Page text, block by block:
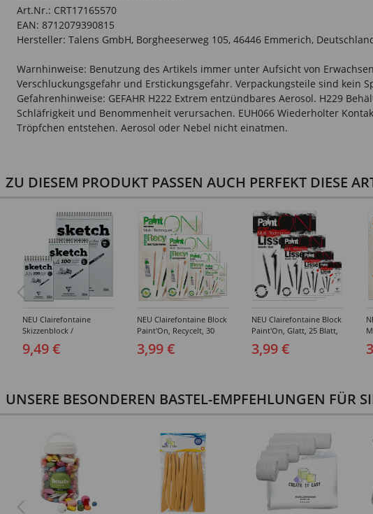
Art.Nr.: CRT17165570
EAN: 8712079390815
Hersteller: Talens GmbH, Borgheeserweg 105, 46446 Emmerich,
Warnhinweise: Benutzung des Artikels immer unter Aufsicht von
Verschluckungsgefahr und Erstickungsgefahr. Verpackungsteile sind kein
Gefahrenhinweise: GEFAHR H222 Extrem entzündbares Aerosol. H229
Schläfrigkeit und Benommenheit verursachen. EUH066 Wiederholter
Tröpfchen entstehen. Aerosol oder Nebel nicht einatmen.
ZU DIESEM PRODUKT PASSEN AUCH PERFEKT DIESE
NEU Clairefontaine
Skizzenblock /
Spiralblock Sketch, 100
Blatt, Elfenbeinfarben,
9,49 €
NEU Clairefontaine Block
Paint'On, Recycelt, 30
Blatt, 250g/qm -
Verschiedene Größen
3,99 €
NEU Clairefontaine Block
Paint'On, Glatt, 25 Blatt,
250g/qm - Verschiedene
Größen
3,99 €
UNSERE BESONDEREN BASTEL-EMPFEHLUNGEN FÜR